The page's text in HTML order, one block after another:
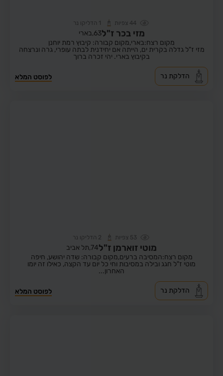
44 צפיות 1 הדליקו נר
מזי בכר ז"ל63, בארי
מקום רצח:בארי,מקום קבורה: קיבוץ רמת יוחנן
מזי ז"ל גדלה בקרית ים, הייתה אם יחידנית לבתה עופרי, גרה ונרצחה
בקיבוץ בארי. יהי זכרה ברוך
לפוסט המלא הדלקת נר
53 צפיות 2 הדליקו נר
מוטי זוארמן ז"ל74, תל אביב
מקום רצח:המסיבה ברעים,מקום קבורה: שדה יהושע, חיפה
מוטי ז"ל חגג ובילה במסיבות וחי כל יום עד הקצה, כאילו זה יומו
האחרון...
לפוסט המלא הדלקת נר